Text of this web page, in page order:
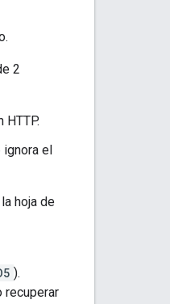
2
HTTP.
ignora el
hoja de
).
recuperar